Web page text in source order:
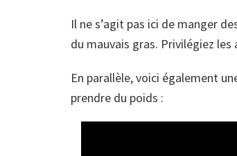
Il ne s’agit pas ici de manger
du mauvais gras. Privilégiez
En parallèle, voici également
prendre du poids :